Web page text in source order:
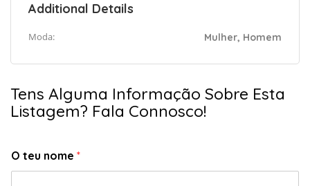
Additional Details
Moda: Mulher, Homem
Tens Alguma Informação Sobre Esta
Listagem? Fala Connosco!
O teu nome *